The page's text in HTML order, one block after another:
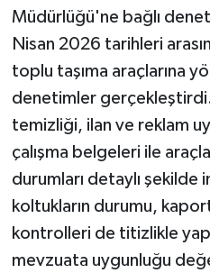
Müdürlüğü'ne bağlı
Nisan 2026 tarihleri
toplu taşıma araçlarına
denetimler
temizliği, ilan ve reklam
çalışma belgeleri ile
durumları detaylı şekilde
koltukların durumu,
kontrolleri de titizlikle
mevzuata uygunluğu